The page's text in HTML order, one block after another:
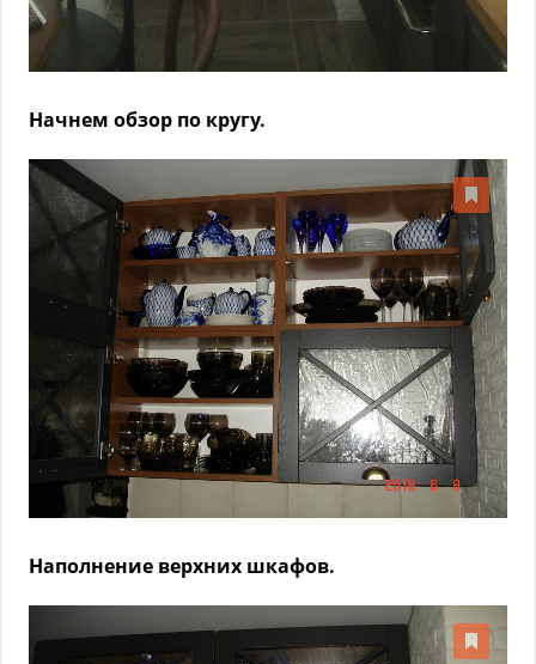
Начнем обзор по кругу.
Наполнение верхних шкафов.